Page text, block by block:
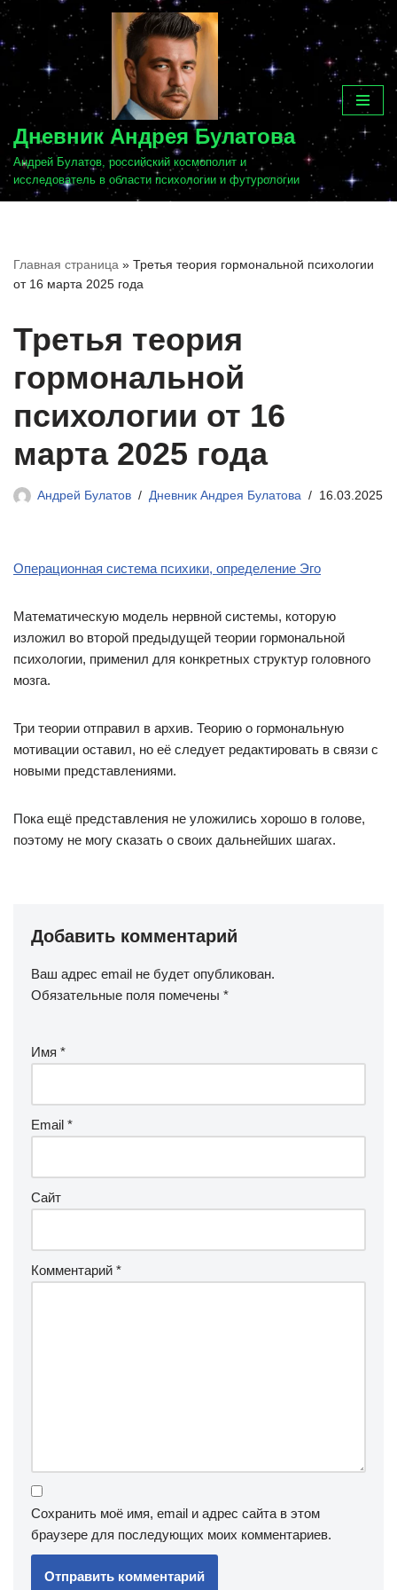
Перейти
к
содержимому
Дневник Андрея Булатова
Андрей Булатов, российский космополит и
исследователь в области психологии и футурологии
Главная страница » Третья теория гормональной психологии
от 16 марта 2025 года
Третья теория
гормональной
психологии от 16
марта 2025 года
Андрей Булатов Дневник Андрея Булатова 16.03.2025
Операционная система психики, определение Эго
Математическую модель нервной системы, которую
изложил во второй предыдущей теории гормональной
психологии, применил для конкретных структур головного
мозга.
Три теории отправил в архив. Теорию о гормональную
мотивации оставил, но её следует редактировать в связи с
новыми представлениями.
Пока ещё представления не уложились хорошо в голове,
поэтому не могу сказать о своих дальнейших шагах.
Добавить комментарий
Ваш адрес email не будет опубликован.
Обязательные поля помечены *
Имя *
Email *
Сайт
Комментарий *
Сохранить моё имя, email и адрес сайта в этом
браузере для последующих моих комментариев.